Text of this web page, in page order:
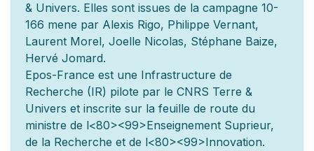
& Univers. Elles sont issues de la campagne 10-
166 mene par Alexis Rigo, Philippe Vernant,
Laurent Morel, Joelle Nicolas, Stéphane Baize,
Hervé Jomard.
Epos-France est une Infrastructure de
Recherche (IR) pilote par le CNRS Terre &
Univers et inscrite sur la feuille de route du
ministre de l<80><99>Enseignement Suprieur,
de la Recherche et de l<80><99>Innovation.